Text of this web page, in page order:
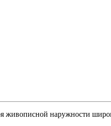
живописной наружности